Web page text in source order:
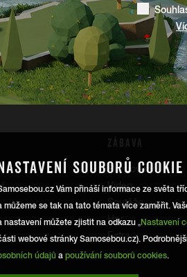
Rozhovory
Video
Soutěže
Hry
Extra
SOUBORŮ COOKIE
Vám přináší informace ze světa
můžeme se tak na tato témata více zaměřit.
nastavení můžete zjistit na odkazu „Nastavení
webové stránky Samosebou.cz).
údajů a používání souborů cookies.